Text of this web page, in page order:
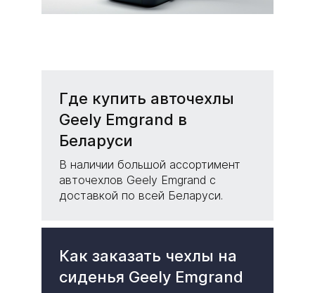
Где купить авточехлы
Geely Emgrand в
Беларуси
В наличии большой ассортимент
авточехлов Geely Emgrand с
доставкой по всей Беларуси.
Как заказать чехлы на
сиденья Geely Emgrand